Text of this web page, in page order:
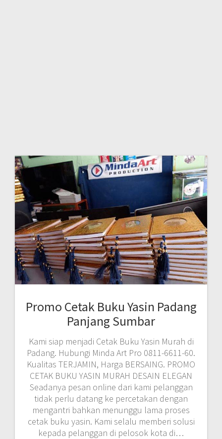
Promo Cetak Buku Yasin Padang
Panjang Sumbar
Kami siap menjadi Cetak Buku Yasin Murah di
Padang. Hubungi Minda Art Pro 0811-6611-60.
Kualitas TERJAMIN, Harga BERSAING. PROMO
CETAK BUKU YASIN MURAH DESAIN ELEGAN
Seadanya pesan online dari kami pelanggan
tidak perlu datang ke percetakan dengan
mengantri bahkan menunggu lama proses
cetak buku yasin. Kami selalu memberi solusi
kepada pelanggan di pelosok kota di…